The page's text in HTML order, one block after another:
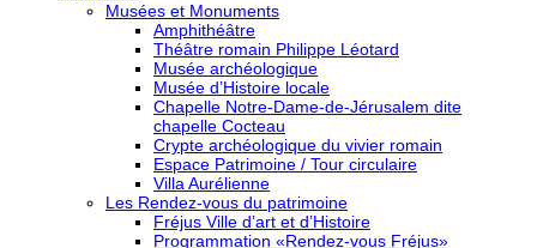
Musées et Monuments
Amphithéâtre
Théâtre romain Philippe Léotard
Musée archéologique
Musée d’Histoire locale
Chapelle Notre-Dame-de-Jérusalem dite
chapelle Cocteau
Crypte archéologique du vivier romain
Espace Patrimoine / Tour circulaire
Villa Aurélienne
Les Rendez-vous du patrimoine
Fréjus Ville d’art et d’Histoire
Programmation «Rendez-vous Fréjus»